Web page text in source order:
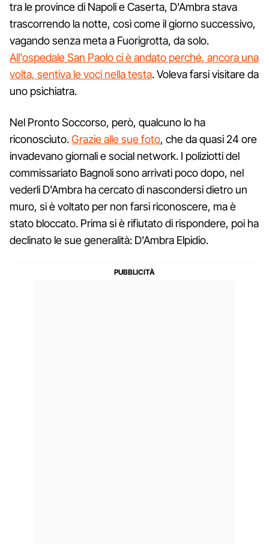
tra le province di Napoli e Caserta, D'Ambra stava
trascorrendo la notte, così come il giorno successivo,
vagando senza meta a Fuorigrotta, da solo.
All'ospedale San Paolo ci è andato perché, ancora una
volta, sentiva le voci nella testa. Voleva farsi visitare da
uno psichiatra.
Nel Pronto Soccorso, però, qualcuno lo ha
riconosciuto.Grazie alle sue foto, che da quasi 24 ore
invadevano giornali e social network. I poliziotti del
commissariato Bagnoli sono arrivati poco dopo, nel
vederli D'Ambra ha cercato di nascondersi dietro un
muro, si è voltato per non farsi riconoscere, ma è
stato bloccato. Prima si è rifiutato di rispondere, poi ha
declinato le sue generalità: D'Ambra Elpidio.